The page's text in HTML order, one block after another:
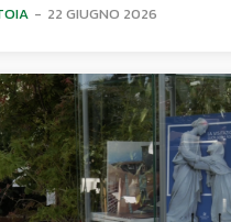
- 22 GIUGNO 2026